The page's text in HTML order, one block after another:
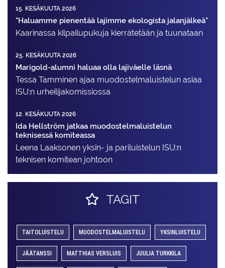
15. KESÄKUUTA 2026
"Haluamme pienentää lajimme ekologista jalanjälkeä"
Kaarinassa kilpailupukuja kierrätetään ja tuunataan
25. KESÄKUUTA 2026
Marigold-alumni haluaa olla lajiväelle läsnä
Tessa Tamminen ajaa muodostelma­luistelun asiaa
ISU:n urheilija­komissiossa
12. KESÄKUUTA 2026
Ida Hellström jatkaa muodostelmaluistelun
teknisessä komiteassa
Leena Laaksonen yksin- ja pariluistelun ISU:n
teknisen komitean johtoon
TAGIT
TAITOLUISTELU MUODOSTELMALUISTELU YKSINLUISTELU
JÄÄTANSSI MATTHIAS VERSLUIS JUULIA TURKKILA